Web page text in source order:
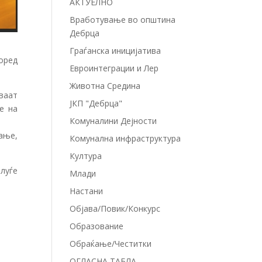
на
Вработување во општина
Дебрца
Граѓанска иницијатива
Евроинтеграции и Лер
Животна Средина
ЈКП "Дебрца"
Комуналини Дејности
Комунална инфраструктура
Култура
Млади
Настани
Објава/Повик/Конкурс
Образование
Обраќање/Честитки